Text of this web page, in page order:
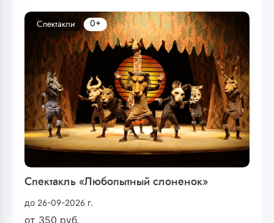
Спектакль «Любопытный слоненок»
до 26-09-2026 г.
от 350 руб.
Спектакли 0+